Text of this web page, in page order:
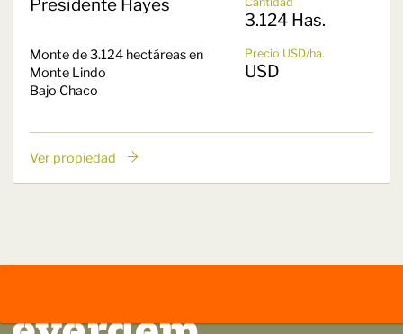
Presidente Hayes
3.124 Has.
Monte de 3.124 hectáreas en
Monte Lindo
Bajo Chaco
Precio USD/ha.
USD
Ver propiedad